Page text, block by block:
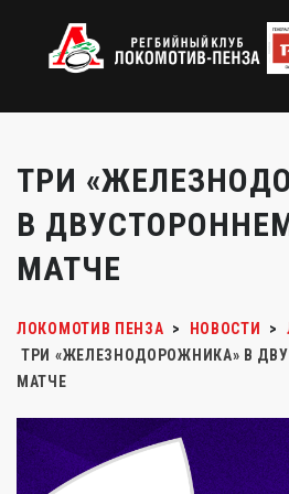
ТРИ
В
МАТЧЕ
ЛОКОМОТИВ ПЕНЗА > НОВОСТИ >
ТРИ «ЖЕЛЕЗНОДОРОЖНИКА» В
МАТЧЕ